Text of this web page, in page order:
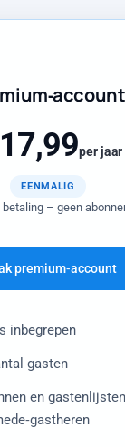
per jaar
EENMALIG
betaling – geen
premium‑account
inbegrepen
gasten
en